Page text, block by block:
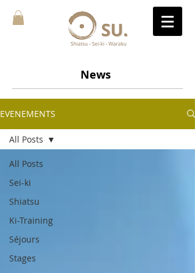
News
EVENEMENTS
All Posts
Sei-ki
Shiatsu
Ki-Training
Séjours
Stages
All Posts